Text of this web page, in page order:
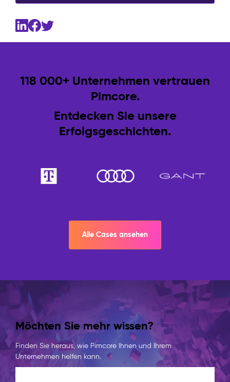
118 000+ Unternehmen vertrauen
Pimcore.
Entdecken Sie unsere
Erfolgsgeschichten.
Alle Cases ansehen
Möchten Sie mehr wissen?
Finden Sie heraus, wie Pimcore Ihnen und Ihrem
Unternehmen helfen kann.